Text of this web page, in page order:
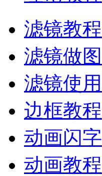
滤镜教程
滤镜做图
滤镜使用
边框教程
动画闪字
动画教程